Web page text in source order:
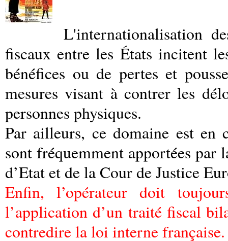
L'internationalisation
fiscaux entre les États incitent
bénéfices ou de pertes et
mesures visant à contrer les
personnes physiques.
Par ailleurs, ce domaine est en
sont fréquemment apportées
d’Etat et de la Cour de Justice
Enfin, l’opérateur doit
l’application d’un traité fiscal
contredire la loi interne française.